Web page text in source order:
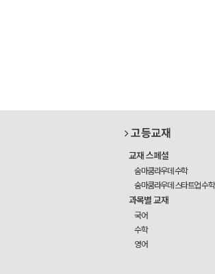
고등교재
교재 스페셜
숨마쿰라우데 수학
숨마쿰라우데 스타트업 수학
과목별 교재
국어
수학
영어